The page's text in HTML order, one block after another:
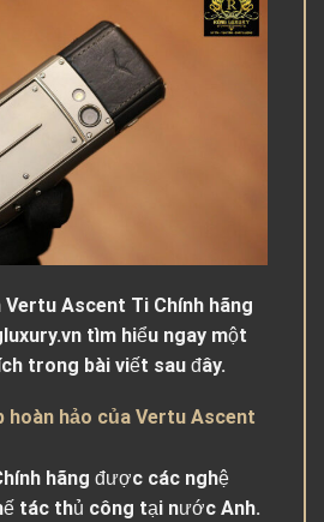
Vertu Ascent Ti Chính hãng
tìm hiểu ngay một
trong bài viết sau đây.
hoàn hảo của Vertu Ascent
hãng được các nghệ
tác thủ công tại nước Anh.